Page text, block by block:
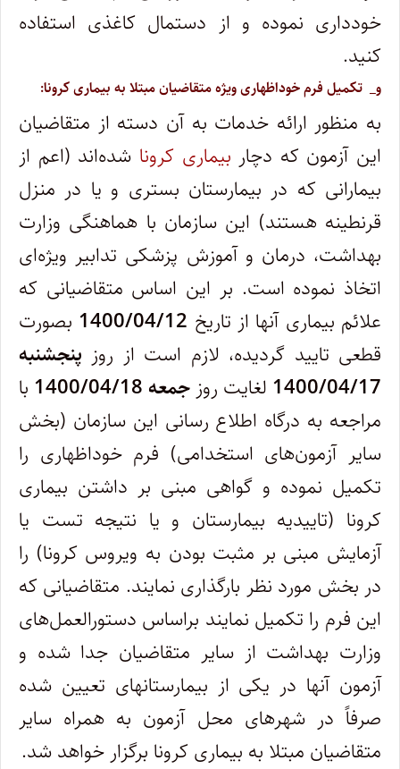
خودداری نموده و از دستمال کاغذی استفاده
کنید.
و_ تکمیل فرم خوداظهاری ویژه متقاضیان مبتلا به بیماری کرونا:
به منظور ارائه خدمات به آن دسته از متقاضیان
این آزمون که دچار بیماری کرونا شدهاند (اعم از
بیمارانی که در بیمارستان بستری و یا در منزل
قرنطینه هستند) این سازمان با هماهنگی وزارت
بهداشت، درمان و آموزش پزشکی تدابیر ویژهای
اتخاذ نموده است. بر این اساس متقاضیانی که
علائم بیماری آنها از تاریخ 1400/04/12 بصورت
قطعی تایید گردیده، لازم است از روز پنجشنبه
1400/04/17 لغایت روز جمعه 1400/04/18 با
مراجعه به درگاه اطلاع رسانی این سازمان (بخش
سایر آزمون‌های استخدامی) فرم خوداظهاری را
تکمیل نموده و گواهی مبنی بر داشتن بیماری
کرونا (تاییدیه بیمارستان و یا نتیجه تست یا
آزمایش مبنی بر مثبت بودن به ویروس کرونا) را
در بخش مورد نظر بارگذاری نمایند. متقاضیانی که
این فرم را تکمیل نمایند براساس دستورالعملهای
وزارت بهداشت از سایر متقاضیان جدا شده و
آزمون آنها در یکی از بیمارستانهای تعیین شده
صرفاً در شهرهای محل آزمون به همراه سایر
متقاضیان مبتلا به بیماری کرونا برگزار خواهد شد.